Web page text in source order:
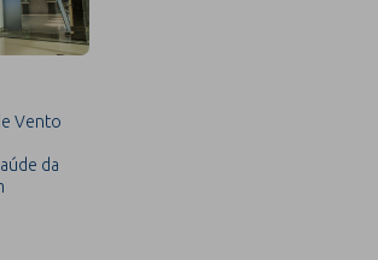
Vento
da